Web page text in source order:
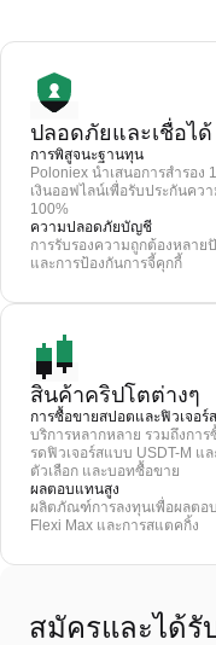
ปลอดภัยและเชื่อได้
การพิสูจนะฐานทุน
Poloniex นำเสนอการสำรอง
เงินออฟไลน์เพื่อรับประกันค
100%
ความปลอดภัยบัญชี
การรับรองความถูกต้องหลาย
และการป้องกันการจี้คุกกี้
สินค้าคริปโตต่างๆ
การซื้อขายสปอตและฟิวเจอร์ส
บริการหลากหลาย รวมถึงกา
รดฟิวเจอร์สแบบ USDT-M แ
ตัวเลือก และบอทซื้อขาย
ผลตอบแทนสูง
ผลิตภัณฑ์การลงทุนเพื่อผลตอ
Flexi Max และการสแตคกิ้ง
สมัครและได้รั